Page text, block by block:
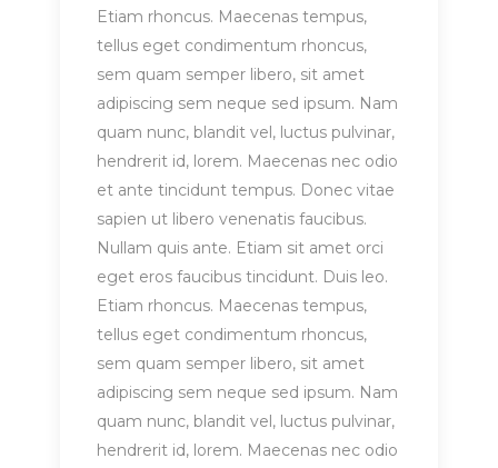
Etiam rhoncus. Maecenas tempus,
tellus eget condimentum rhoncus,
sem quam semper libero, sit amet
adipiscing sem neque sed ipsum. Nam
quam nunc, blandit vel, luctus pulvinar,
hendrerit id, lorem. Maecenas nec odio
et ante tincidunt tempus. Donec vitae
sapien ut libero venenatis faucibus.
Nullam quis ante. Etiam sit amet orci
eget eros faucibus tincidunt. Duis leo.
Etiam rhoncus. Maecenas tempus,
tellus eget condimentum rhoncus,
sem quam semper libero, sit amet
adipiscing sem neque sed ipsum. Nam
quam nunc, blandit vel, luctus pulvinar,
hendrerit id, lorem. Maecenas nec odio